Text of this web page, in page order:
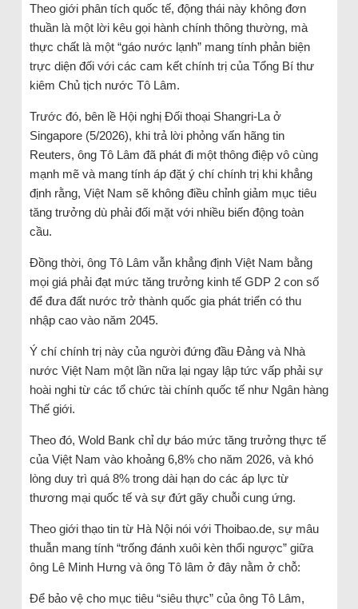
Theo giới phân tích quốc tế, động thái này không đơn
thuần là một lời kêu gọi hành chính thông thường, mà
thực chất là một “gáo nước lạnh” mang tính phản biện
trực diện đối với các cam kết chính trị của Tổng Bí thư
kiêm Chủ tịch nước Tô Lâm.
Trước đó, bên lề Hội nghị Đối thoại Shangri-La ở
Singapore (5/2026), khi trả lời phỏng vấn hãng tin
Reuters, ông Tô Lâm đã phát đi một thông điệp vô cùng
mạnh mẽ và mang tính áp đặt ý chí chính trị khi khẳng
định rằng, Việt Nam sẽ không điều chỉnh giảm mục tiêu
tăng trưởng dù phải đối mặt với nhiều biến động toàn
cầu.
Đồng thời, ông Tô Lâm vẫn khẳng định Việt Nam bằng
mọi giá phải đạt mức tăng trưởng kinh tế GDP 2 con số
để đưa đất nước trở thành quốc gia phát triển có thu
nhập cao vào năm 2045.
Ý chí chính trị này của người đứng đầu Đảng và Nhà
nước Việt Nam một lần nữa lại ngay lập tức vấp phải sự
hoài nghi từ các tổ chức tài chính quốc tế như Ngân hàng
Thế giới.
Theo đó, Wold Bank chỉ dự báo mức tăng trưởng thực tế
của Việt Nam vào khoảng 6,8% cho năm 2026, và khó
lòng duy trì quá 8% trong dài hạn do các áp lực từ
thương mại quốc tế và sự đứt gãy chuỗi cung ứng.
Theo giới thạo tin từ Hà Nội nói với Thoibao.de, sự mâu
thuẫn mang tính “trống đánh xuôi kèn thổi ngược” giữa
ông Lê Minh Hưng và ông Tô lâm ở đây nằm ở chỗ:
Để bảo vệ cho mục tiêu “siêu thực” của ông Tô Lâm,